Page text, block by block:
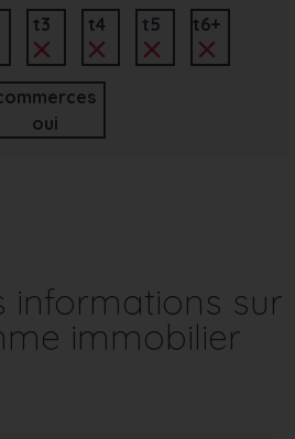
t3 t4 t5 t6+
oui
informations sur
immobilier